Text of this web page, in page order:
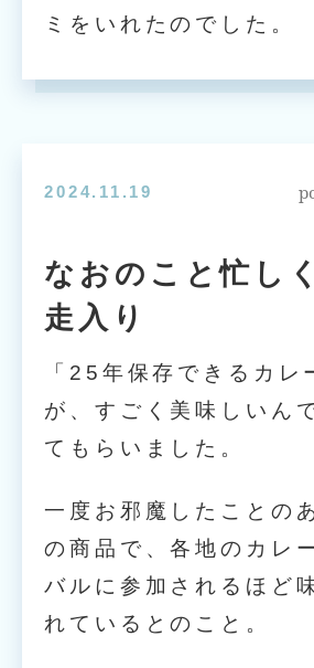
ミをいれたのでした。
2024.11.19
なおのこと忙し
走入り
「25年保存できるカレ
が、すごく美味しいん
てもらいました。
一度お邪魔したことの
の商品で、各地のカレ
バルに参加されるほど
れているとのこと。